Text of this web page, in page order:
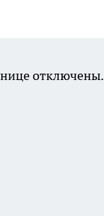
отключены.